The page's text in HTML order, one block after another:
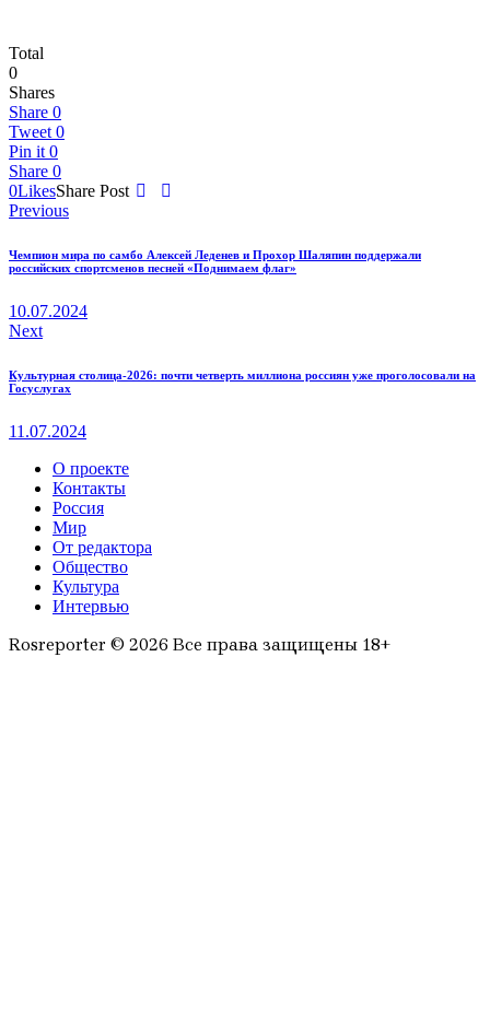
Total
0
Shares
Share 0
Tweet 0
Pin it 0
Share 0
0LikesShare Post
Навигация
по
записям
Previous
Чемпион мира по самбо Алексей Леденев и Прохор Шаляпин поддержали
российских спортсменов песней «Поднимаем флаг»
10.07.2024
Next
Культурная столица-2026: почти четверть миллиона россиян уже проголосовали на
Госуслугах
11.07.2024
О проекте
Контакты
Россия
Мир
От редактора
Общество
Культура
Интервью
Rosreporter © 2026 Все права защищены 18+